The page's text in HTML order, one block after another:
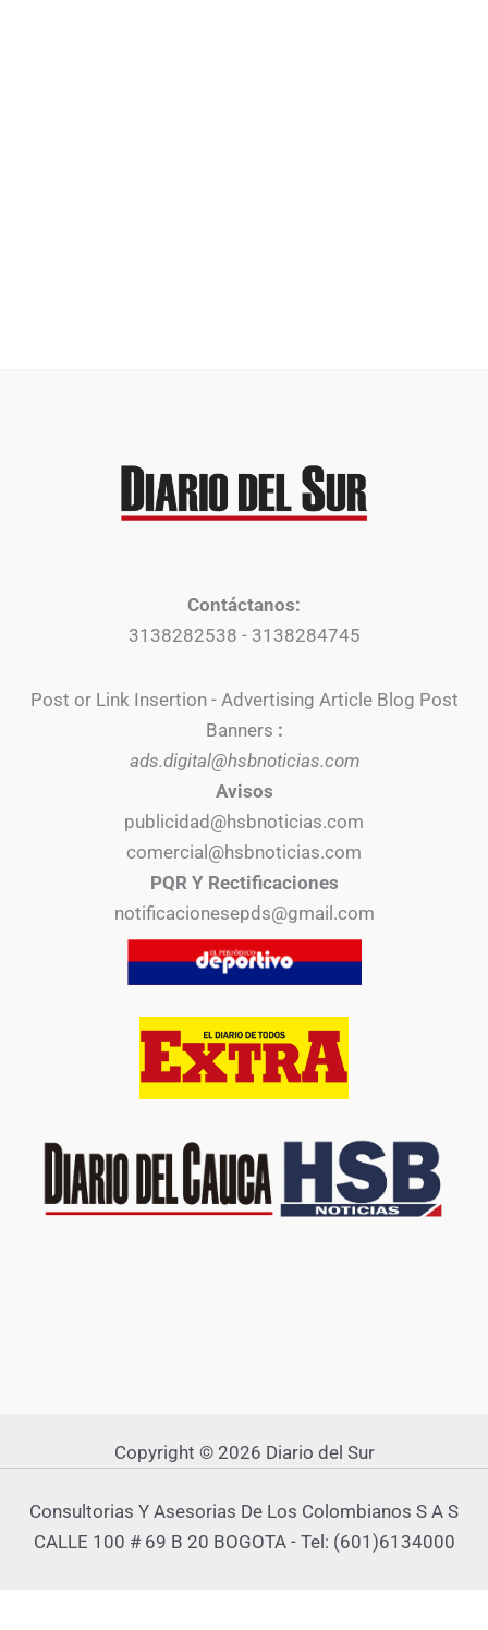
Contáctanos:
3138282538 - 3138284745
Post or Link Insertion - Advertising Article Blog Post
Banners :
ads.digital@hsbnoticias.com
Avisos
publicidad@hsbnoticias.com
comercial@hsbnoticias.com
PQR Y Rectificaciones
notificacionesepds@gmail.com
Copyright © 2026 Diario del Sur
Consultorias Y Asesorias De Los Colombianos S A S
CALLE 100 # 69 B 20 BOGOTA - Tel: (601)6134000